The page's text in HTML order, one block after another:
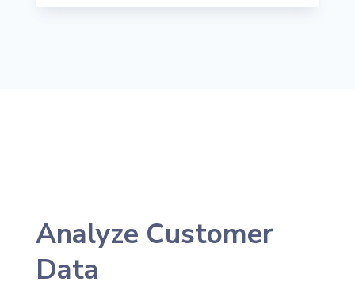
Analyze Customer
Data